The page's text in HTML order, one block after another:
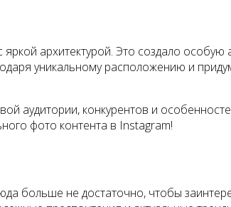
архитектурой. Это создало особую
уникальному расположению и
аудитории, конкурентов и
фото контента в Instagram!
больше не достаточно, чтобы